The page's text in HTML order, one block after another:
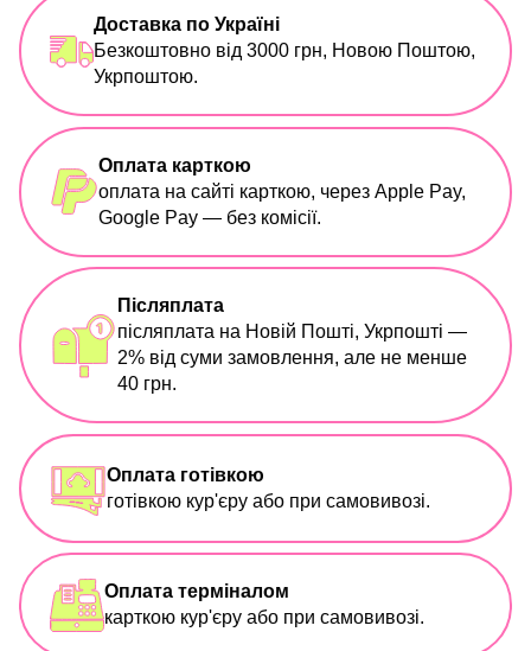
Доставка по Україні
Безкоштовно від 3000 грн, Новою Поштою,
Укрпоштою.
Оплата карткою
оплата на сайті карткою, через Apple Pay,
Google Pay — без комісії.
Післяплата
післяплата на Новій Пошті, Укрпошті —
2% від суми замовлення, але не менше
40 грн.
Оплата готівкою
готівкою кур'єру або при самовивозі.
Оплата терміналом
карткою кур'єру або при самовивозі.